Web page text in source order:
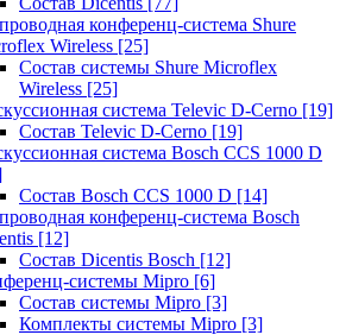
конференц-система Shure
Wireless [25]
Состав системы Shure Microflex
Wireless [25]
система Televic D-Cerno [19]
Состав Televic D-Cerno [19]
система Bosch CCS 1000 D
Состав Bosch CCS 1000 D [14]
конференц-система Bosch
[12]
Состав Dicentis Bosch [12]
системы Mipro [6]
Состав системы Mipro [3]
Комплекты системы Mipro [3]